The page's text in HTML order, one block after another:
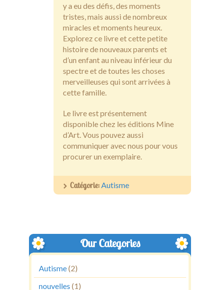
y a eu des défis, des moments
tristes, mais aussi de nombreux
miracles et moments heureux.
Explorez ce livre et cette petite
histoire de nouveaux parents et
d’un enfant au niveau inférieur du
spectre et de toutes les choses
merveilleuses qui sont arrivées à
cette famille.
Le livre est présentement
disponible chez les éditions Mine
d’Art. Vous pouvez aussi
communiquer avec nous pour vous
procurer un exemplaire.
Catégorie:Autisme
Our Categories
Autisme(2)
nouvelles (1)